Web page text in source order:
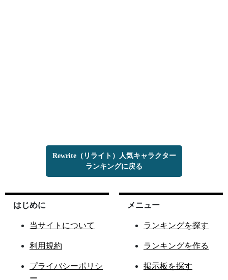
Rewrite（リライト）人気キャラクター
ランキングに戻る
はじめに
当サイトについて
利用規約
プライバシーポリシ
ー
メニュー
ランキングを探す
ランキングを作る
掲示板を探す